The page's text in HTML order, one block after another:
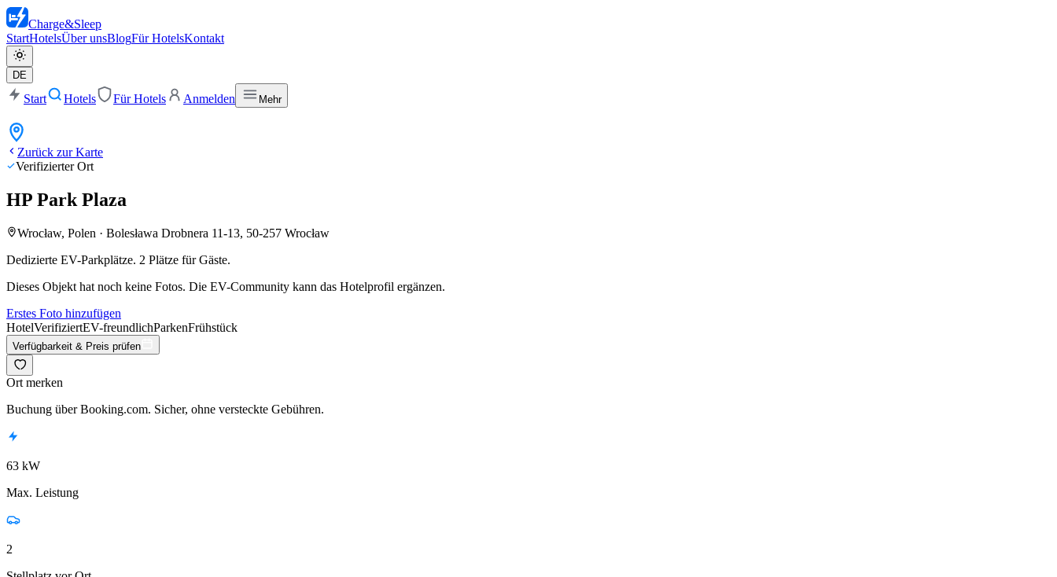
Charge&Sleep
StartHotelsÜber unsBlogFür HotelsKontakt
DE
Start Hotels Für Hotels Anmelden Mehr
Zurück zur Karte
Verifizierter Ort
HP Park Plaza
Wrocław, Polen · Bolesława Drobnera 11-13, 50-257 Wrocław
Dedizierte EV-Parkplätze. 2 Plätze für Gäste.
Dieses Objekt hat noch keine Fotos. Die EV-Community kann das Hotelprofil ergänzen.
Erstes Foto hinzufügen
HotelVerifiziertEV-freundlichParkenFrühstück
Verfügbarkeit & Preis prüfen
Ort merken
Buchung über Booking.com. Sicher, ohne versteckte Gebühren.
63 kW
Max. Leistung
2